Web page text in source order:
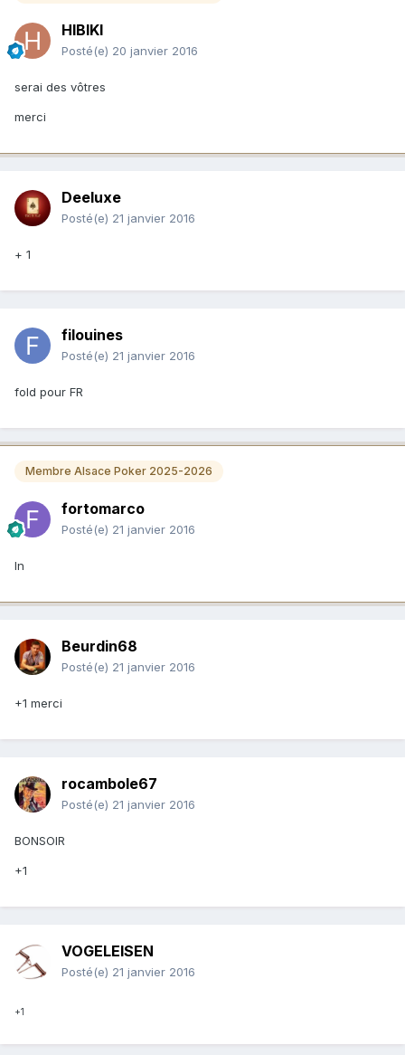
HIBIKI
Posté(e) 20 janvier 2016
serai des vôtres
merci
Deeluxe
Posté(e) 21 janvier 2016
+ 1
filouines
Posté(e) 21 janvier 2016
fold pour FR
Membre Alsace Poker 2025-2026
fortomarco
Posté(e) 21 janvier 2016
In
Beurdin68
Posté(e) 21 janvier 2016
+1 merci
rocambole67
Posté(e) 21 janvier 2016
BONSOIR
+1
VOGELEISEN
Posté(e) 21 janvier 2016
+1